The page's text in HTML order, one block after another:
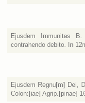
Ejusdem Immunitas
contrahendo debito. In
Ejusdem Regnu[m] Dei,
Colon:[iae] Agrip.[pinae]